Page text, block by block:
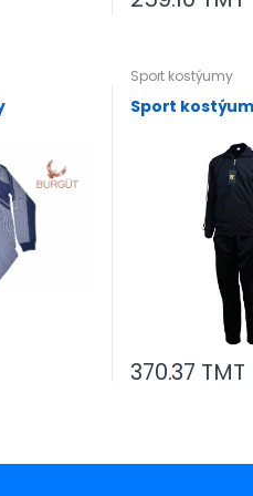
Sport kostýumy
Sport
370.37 TMT